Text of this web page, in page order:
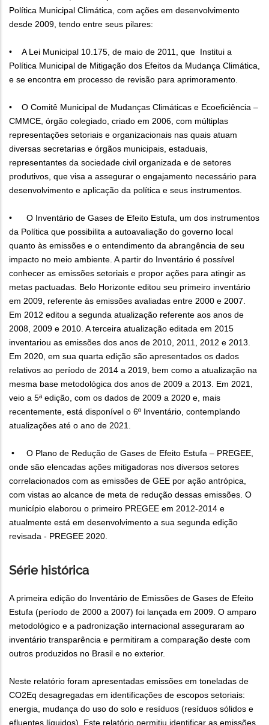
Política Municipal Climática, com ações em desenvolvimento
desde 2009, tendo entre seus pilares:
• A Lei Municipal 10.175, de maio de 2011, que Institui a
Política Municipal de Mitigação dos Efeitos da Mudança Climática,
e se encontra em processo de revisão para aprimoramento.
• O Comitê Municipal de Mudanças Climáticas e Ecoeficiência –
CMMCE, órgão colegiado, criado em 2006, com múltiplas
representações setoriais e organizacionais nas quais atuam
diversas secretarias e órgãos municipais, estaduais,
representantes da sociedade civil organizada e de setores
produtivos, que visa a assegurar o engajamento necessário para
desenvolvimento e aplicação da política e seus instrumentos.
• O Inventário de Gases de Efeito Estufa, um dos instrumentos
da Política que possibilita a autoavaliação do governo local
quanto às emissões e o entendimento da abrangência de seu
impacto no meio ambiente. A partir do Inventário é possível
conhecer as emissões setoriais e propor ações para atingir as
metas pactuadas. Belo Horizonte editou seu primeiro inventário
em 2009, referente às emissões avaliadas entre 2000 e 2007.
Em 2012 editou a segunda atualização referente aos anos de
2008, 2009 e 2010. A terceira atualização editada em 2015
inventariou as emissões dos anos de 2010, 2011, 2012 e 2013.
Em 2020, em sua quarta edição são apresentados os dados
relativos ao período de 2014 a 2019, bem como a atualização na
mesma base metodológica dos anos de 2009 a 2013. Em 2021,
veio a 5ª edição, com os dados de 2009 a 2020 e, mais
recentemente, está disponível o 6º Inventário, contemplando
atualizações até o ano de 2021.
• O Plano de Redução de Gases de Efeito Estufa – PREGEE,
onde são elencadas ações mitigadoras nos diversos setores
correlacionados com as emissões de GEE por ação antrópica,
com vistas ao alcance de meta de redução dessas emissões. O
município elaborou o primeiro PREGEE em 2012-2014 e
atualmente está em desenvolvimento a sua segunda edição
revisada - PREGEE 2020.
Série histórica
A primeira edição do Inventário de Emissões de Gases de Efeito
Estufa (período de 2000 a 2007) foi lançada em 2009. O amparo
metodológico e a padronização internacional asseguraram ao
inventário transparência e permitiram a comparação deste com
outros produzidos no Brasil e no exterior.
Neste relatório foram apresentadas emissões em toneladas de
CO2Eq desagregadas em identificações de escopos setoriais:
energia, mudança do uso do solo e resíduos (resíduos sólidos e
efluentes líquidos). Este relatório permitiu identificar as emissões